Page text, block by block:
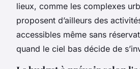
lieux, comme les complexes
proposent d’ailleurs des
accessibles même sans
quand le ciel bas décide de